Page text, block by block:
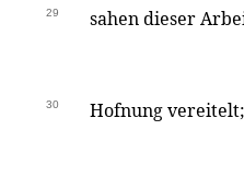
29 sahen dieser
30 Hofnung